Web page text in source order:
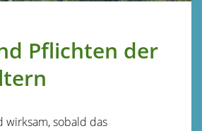
Pflichten der
wirksam, sobald das